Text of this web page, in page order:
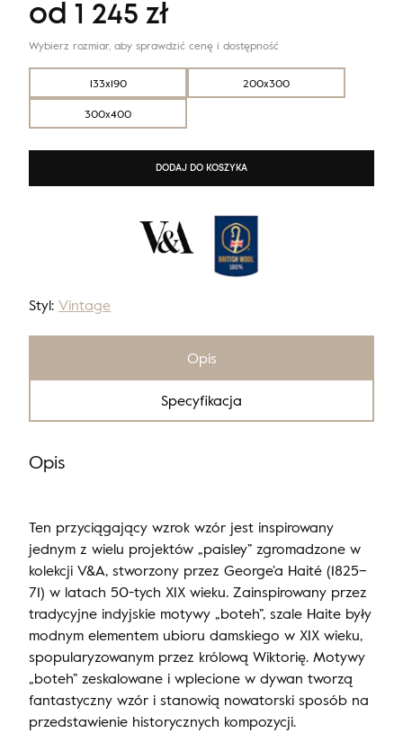
Styl: Vintage
133x190
200x300
300x400
od 1 245 zł
Wybierz rozmiar, aby sprawdzić cenę i dostępność
DODAJ DO KOSZYKA
Opis
Specyfikacja
Opis
Ten przyciągający wzrok wzór jest inspirowany
jednym z wielu projektów „paisley” zgromadzone w
kolekcji V&A, stworzony przez George’a Haité (1825–
71) w latach 50-tych XIX wieku. Zainspirowany przez
tradycyjne indyjskie motywy „boteh”, szale Haite były
modnym elementem ubioru damskiego w XIX wieku,
spopularyzowanym przez królową Wiktorię. Motywy
„boteh” zeskalowane i wplecione w dywan tworzą
fantastyczny wzór i stanowią nowatorski sposób na
przedstawienie historycznych kompozycji.